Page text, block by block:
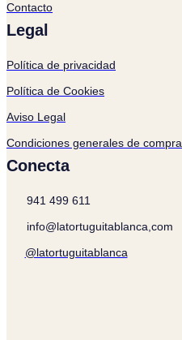
Contacto
Legal
Política de privacidad
Política de Cookies
Aviso Legal
Condiciones generales de compra
Conecta
941 499 611
info@latortuguitablanca,com
@latortuguitablanca